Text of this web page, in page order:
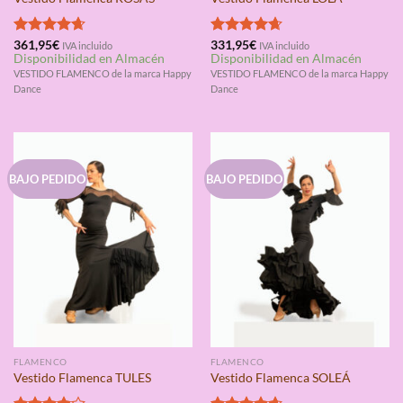
Valorado
con4.67
de 5
361,95€ IVA incluido
Disponibilidad en Almacén
VESTIDO FLAMENCO de la marca Happy
Dance
Valorado
con4.67
de 5
331,95€ IVA incluido
Disponibilidad en Almacén
VESTIDO FLAMENCO de la marca Happy
Dance
BAJO PEDIDO
FLAMENCO
Vestido Flamenca TULES
BAJO PEDIDO
FLAMENCO
Vestido Flamenca SOLEÁ